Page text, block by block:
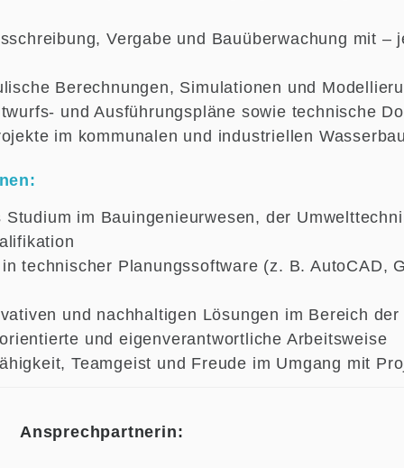
Vergabe und Bauüberwachung mit –
Berechnungen, Simulationen und
und Ausführungspläne sowie technische
im kommunalen und industriellen
Studium im Bauingenieurwesen, der
technischer Planungssoftware (z. B. AutoCAD,
und nachhaltigen Lösungen im Bereich
und eigenverantwortliche Arbeitsweise
Teamgeist und Freude im Umgang mit
Ansprechpartnerin: